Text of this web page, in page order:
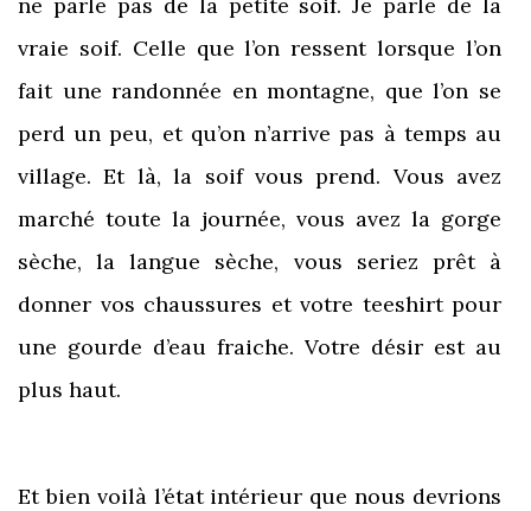
vraie soif. Celle que l’on ressent lorsque l’on
fait une randonnée en montagne, que l’on se
perd un peu, et qu’on n’arrive pas à temps au
village. Et là, la soif vous prend. Vous avez
marché toute la journée, vous avez la gorge
sèche, la langue sèche, vous seriez prêt à
donner vos chaussures et votre teeshirt pour
une gourde d’eau fraiche. Votre désir est au
plus haut.
Et bien voilà l’état intérieur que nous devrions